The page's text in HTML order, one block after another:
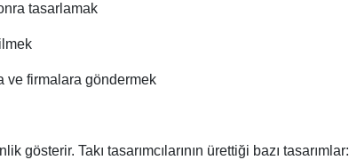
tasarlamak
ve firmalara göndermek
gösterir. Takı tasarımcılarının ürettiği bazı tasarımlar: